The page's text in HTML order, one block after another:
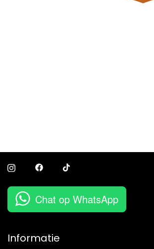
Chat op WhatsApp
Informatie